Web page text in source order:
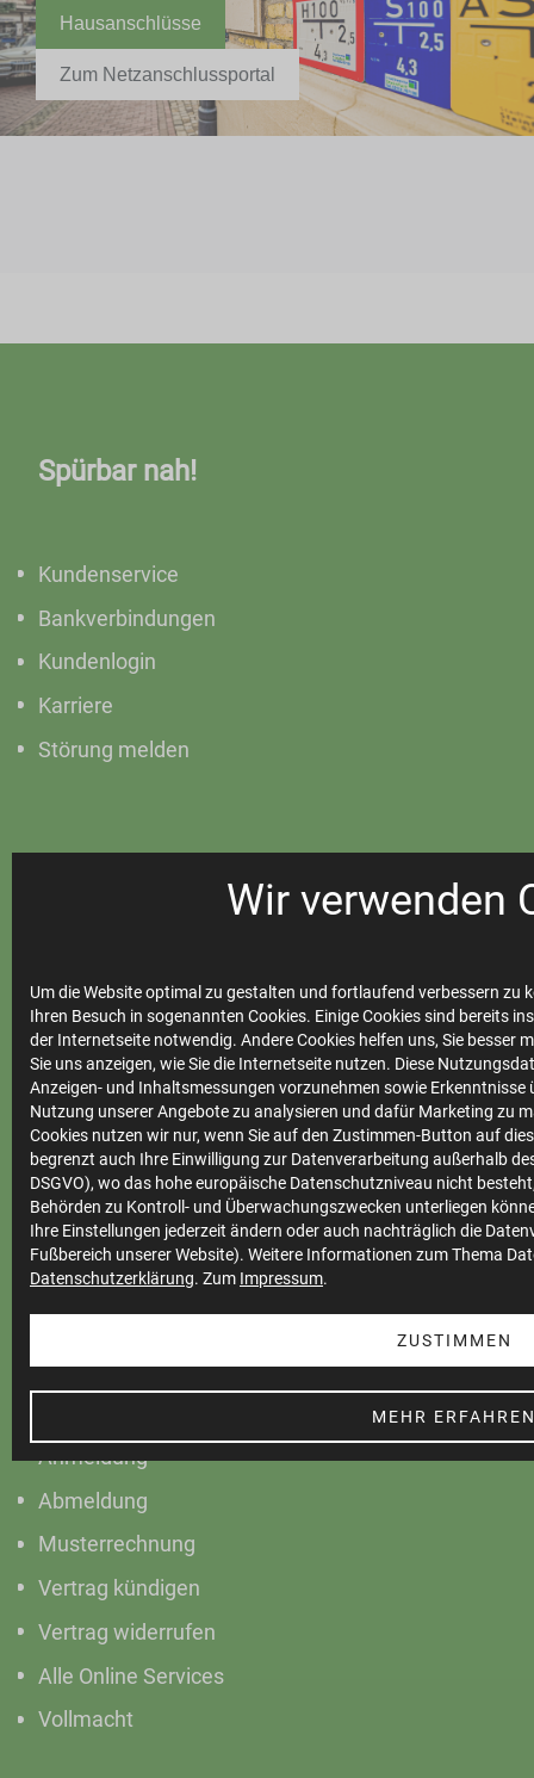
Wir verwenden
Um die Website optimal zu gestalten und fortlaufend verbessern
Ihren Besuch in sogenannten Cookies. Einige Cookies sind bereits
der Internetseite notwendig. Andere Cookies helfen uns, Sie besser
Sie uns anzeigen, wie Sie die Internetseite nutzen. Diese
Anzeigen- und Inhaltsmessungen vorzunehmen sowie Erkenntnisse
Nutzung unserer Angebote zu analysieren und dafür Marketing zu
Cookies nutzen wir nur, wenn Sie auf den Zustimmen-Button auf
begrenzt auch Ihre Einwilligung zur Datenverarbeitung außerhalb
DSGVO), wo das hohe europäische Datenschutzniveau nicht
Behörden zu Kontroll- und Überwachungszwecken unterliegen
Ihre Einstellungen jederzeit ändern oder auch nachträglich die
Fußbereich unserer Website). Weitere Informationen zum Thema
Datenschutzerklärung. Zum Impressum.
ZUSTIMMEN
MEHR
Hausanschlüsse
Zum Netzanschlussportal
Spürbar nah!
Kundenservice
Bankverbindungen
Kundenlogin
Karriere
Störung melden
Netze &
Marktkommunikation
Anträge für
Installateure
Einspeiserportal
Online-Planauskunft
Netzanschlussportal
Anmeldung
Abmeldung
Musterrechnung
Vertrag kündigen
Vertrag widerrufen
Alle Online Services
Vollmacht